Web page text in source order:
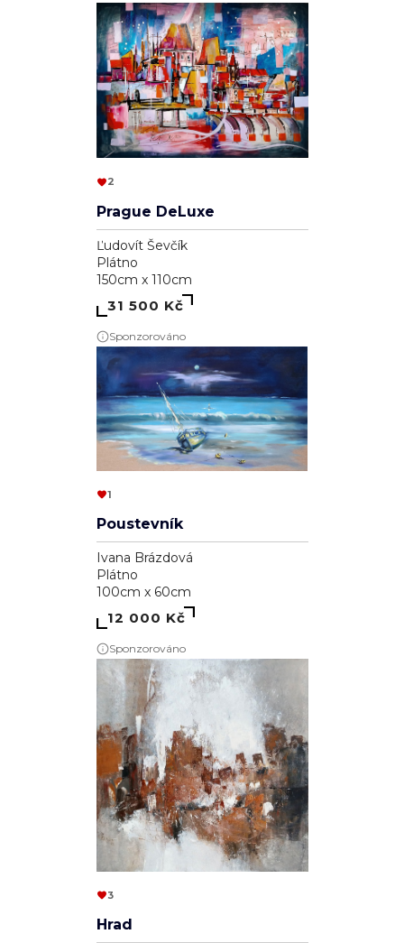
2
Prague DeLuxe
Ľudovít Ševčík
Plátno
150cm x 110cm
31 500 Kč
Sponzorováno
1
Poustevník
Ivana Brázdová
Plátno
100cm x 60cm
12 000 Kč
Sponzorováno
3
Hrad